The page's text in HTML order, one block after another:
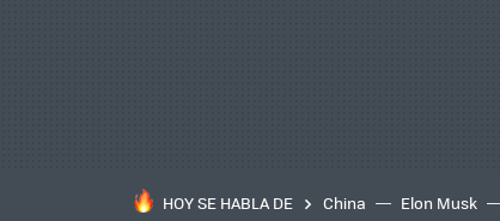
HOY SE HABLA DE China Elon Musk